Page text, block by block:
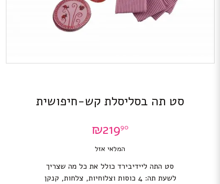
סט תה בסליסלת קש-חיפושית
₪21990
המלאי אזל
סט התה ליידיבירד כולל את כל מה שצריך
לשעת תה: 4 כוסות וצלוחיות, צלחות, קנקן